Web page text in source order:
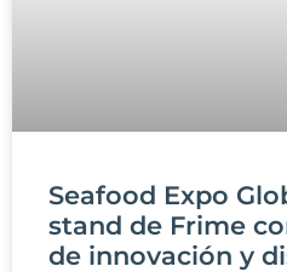
Seafood Expo
stand de Frime
de innovación y